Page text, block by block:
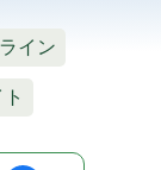
イン